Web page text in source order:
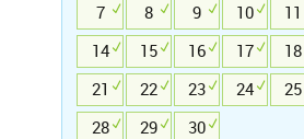
7
8 9 10 11
14
15 16 17 18
21
22 23 24 25
28
29 30